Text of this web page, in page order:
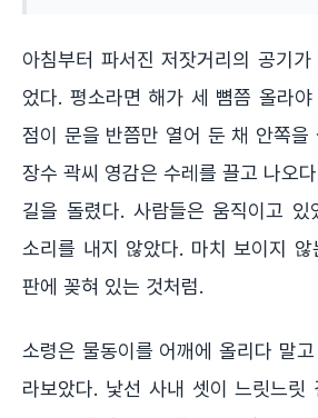
아침부터 파서진 저잣거리의 공기
었다. 평소라면 해가 세 뼘쯤 올라
점이 문을 반쯤만 열어 둔 채 안쪽을
장수 곽씨 영감은 수레를 끌고 나오
길을 돌렸다. 사람들은 움직이고 있
소리를 내지 않았다. 마치 보이지
판에 꽂혀 있는 것처럼.
소령은 물동이를 어깨에 올리다 말
라보았다. 낯선 사내 셋이 느릿느릿